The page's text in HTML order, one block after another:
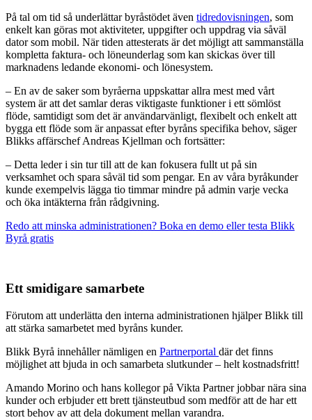
På tal om tid så underlättar byråstödet även tidredovisningen, som
enkelt kan göras mot aktiviteter, uppgifter och uppdrag via såväl
dator som mobil. När tiden attesterats är det möjligt att sammanställa
kompletta faktura- och löneunderlag som kan skickas över till
marknadens ledande ekonomi- och lönesystem.
– En av de saker som byråerna uppskattar allra mest med vårt
system är att det samlar deras viktigaste funktioner i ett sömlöst
flöde, samtidigt som det är användarvänligt, flexibelt och enkelt att
bygga ett flöde som är anpassat efter byråns specifika behov, säger
Blikks affärschef Andreas Kjellman och fortsätter:
– Detta leder i sin tur till att de kan fokusera fullt ut på sin
verksamhet och spara såväl tid som pengar. En av våra byråkunder
kunde exempelvis lägga tio timmar mindre på admin varje vecka
och öka intäkterna från rådgivning.
Redo att minska administrationen? Boka en demo eller testa Blikk
Byrå gratis
Ett smidigare samarbete
Förutom att underlätta den interna administrationen hjälper Blikk till
att stärka samarbetet med byråns kunder.
Blikk Byrå innehåller nämligen en Partnerportal där det finns
möjlighet att bjuda in och samarbeta slutkunder – helt kostnadsfritt!
Amando Morino och hans kollegor på Vikta Partner jobbar nära sina
kunder och erbjuder ett brett tjänsteutbud som medför att de har ett
stort behov av att dela dokument mellan varandra.